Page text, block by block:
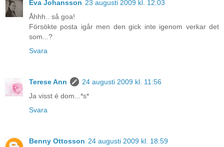
Eva Johansson 23 augusti 2009 kl. 12:03
Åhhh.. så goa!
Försökte posta igår men den gick inte igenom verkar det
som...?
Svara
Terese Ann
24 augusti 2009 kl. 11:56
Ja visst é dom...*s*
Svara
Benny Ottosson 24 augusti 2009 kl. 18:59